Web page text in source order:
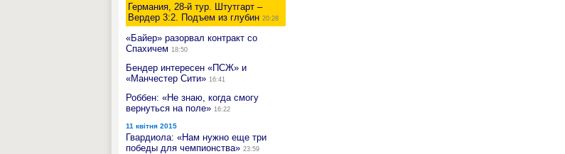
Германия, 28-й тур. Штутгарт –
Вердер 3:2. Подъем из глубин 20:28
«Байер» разорвал контракт со
Спахичем 18:50
Бендер интересен «ПСЖ» и
«Манчестер Сити» 16:41
Роббен: «Не знаю, когда смогу
вернуться на поле» 16:22
11 квітня 2015
Гвардиола: «Нам нужно еще три
победы для чемпионства» 23:59